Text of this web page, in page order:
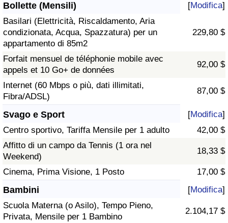
Bollette (Mensili) [Modifica]
Basilari (Elettricità, Riscaldamento, Aria
condizionata, Acqua, Spazzatura) per un
appartamento di 85m2
229,80 $
Forfait mensuel de téléphonie mobile avec
appels et 10 Go+ de données
92,00 $
Internet (60 Mbps o più, dati illimitati,
Fibra/ADSL)
87,00 $
Svago e Sport [Modifica]
Centro sportivo, Tariffa Mensile per 1 adulto
42,00 $
Affitto di un campo da Tennis (1 ora nel
Weekend)
18,33 $
Cinema, Prima Visione, 1 Posto 17,00 $
Bambini [Modifica]
Scuola Materna (o Asilo), Tempo Pieno,
Privata, Mensile per 1 Bambino
2.104,17 $